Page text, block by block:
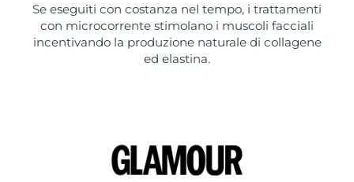
Se eseguiti con costanza nel tempo, i trattamenti
con microcorrente stimolano i muscoli facciali
incentivando la produzione naturale di collagene
ed elastina.